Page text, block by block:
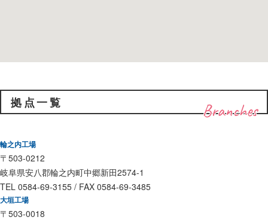
Branches
拠点一覧
輪之内工場
〒503-0212
岐阜県安八郡輪之内町中郷新田2574-1
TEL 0584-69-3155 / FAX 0584-69-3485
大垣工場
〒503-0018